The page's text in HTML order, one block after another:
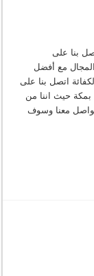
بنا على
المجال مع أفضل
اتصل بنا على
بمكة حيث اننا من
معنا وسوف